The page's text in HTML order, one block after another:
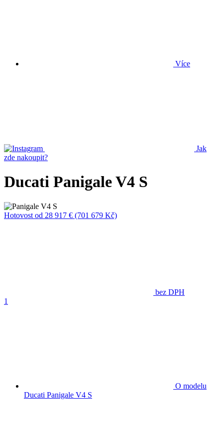
Více
Jak
zde nakoupit?
Ducati Panigale V4 S
Hotovost od 28 917 € (701 679 Kč)
bez DPH
1
O modelu
Ducati Panigale V4 S